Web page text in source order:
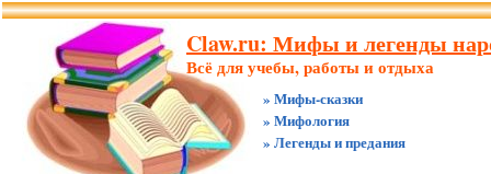
Claw.ru: Мифы и легенды
Всё для учебы, работы и отдыха
» Мифы-сказки
» Мифология
» Легенды и предания